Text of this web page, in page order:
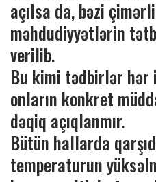
açılsa da, bəzi
məhdudiyyətlərin
verilib.
Bu kimi tədbirlər
onların konkret
dəqiq açıqlanmır.
Bütün hallarda
temperaturun